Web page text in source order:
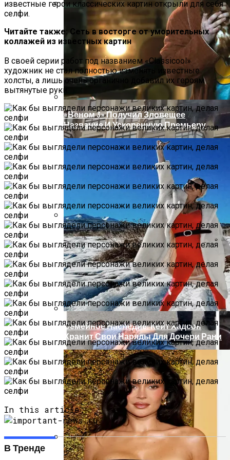
«Морковное» ДТП На Трассе Одесса-
Николаев: Столкнулись Два Грузовика
Масштабный Пожар В Киевской
Многоэтажке: Пострадавший Попал В
Реанимацию
В Киеве У Копа, Подозреваемого В
«Веном 3» Получил Зловещее
Название И Ускоренную Премьеру
Семейное Наследие: Кейт Хадсон
Хранит Свои Наряды Для Дочери Рани
известные герои классических картин открыли для себя
селфи.
Читайте также: Сеть в восторге от уморительных
коллажей из известных картин
В своей серии работ под названием «Classicool»
художник не стал полностью изменять известные
холсты, а лишь очень органично добавил их героям
вытянутые руки.
In this article:
В Тренде